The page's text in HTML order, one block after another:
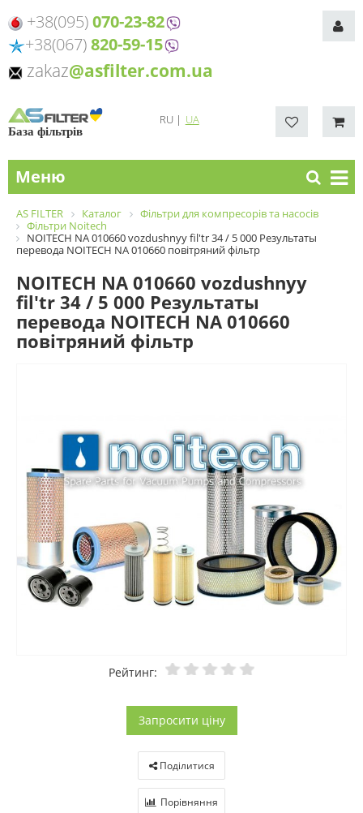
+38(095)070-23-82
+38(067)820-59-15
zakaz@asfilter.com.ua
База фільтрів
RU | UA
Меню
AS FILTER Каталог
Фільтри для компресорів та насосів
Фільтри Noitech
NOITECH NA 010660 vozdushnyy fil'tr 34 / 5 000 Результаты
перевода NOITECH NA 010660 повітряний фільтр
NOITECH NA 010660 vozdushnyy
fil'tr 34 / 5 000 Результаты
перевода NOITECH NA 010660
повітряний фільтр
Рейтинг:
Запросити ціну
Поділитися
Порівняння